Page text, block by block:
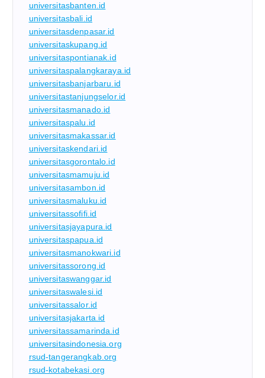
universitasbanten.id
universitasbali.id
universitasdenpasar.id
universitaskupang.id
universitaspontianak.id
universitaspalangkaraya.id
universitasbanjarbaru.id
universitastanjungselor.id
universitasmanado.id
universitaspalu.id
universitasmakassar.id
universitaskendari.id
universitasgorontalo.id
universitasmamuju.id
universitasambon.id
universitasmaluku.id
universitassofifi.id
universitasjayapura.id
universitaspapua.id
universitasmanokwari.id
universitassorong.id
universitaswanggar.id
universitaswalesi.id
universitassalor.id
universitasjakarta.id
universitassamarinda.id
universitasindonesia.org
rsud-tangerangkab.org
rsud-kotabekasi.org